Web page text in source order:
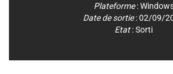
Plateforme:
Date de sortie: 02/09/
Etat: Sorti